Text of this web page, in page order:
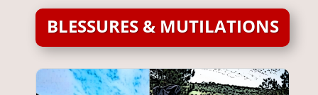
BLESSURES & MUTILATIONS